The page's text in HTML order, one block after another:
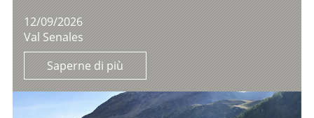
12/09/2026
Val Senales
Saperne di più